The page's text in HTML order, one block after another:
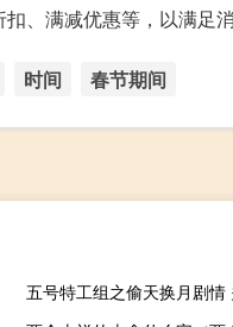
、满减优惠等，以满足消
时间 春节期间
五号特工组之偷天换月剧